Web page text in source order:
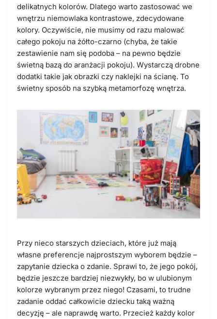
delikatnych kolorów. Dlatego warto zastosować we
wnętrzu niemowlaka kontrastowe, zdecydowane
kolory. Oczywiście, nie musimy od razu malować
całego pokoju na żółto-czarno (chyba, że takie
zestawienie nam się podoba – na pewno będzie
świetną bazą do aranżacji pokoju). Wystarczą drobne
dodatki takie jak obrazki czy naklejki na ścianę. To
świetny sposób na szybką metamorfozę wnętrza.
Przy nieco starszych dzieciach, które już mają
własne preferencje najprostszym wyborem będzie –
zapytanie dziecka o zdanie. Sprawi to, że jego pokój,
będzie jeszcze bardziej niezwykły, bo w ulubionym
kolorze wybranym przez niego! Czasami, to trudne
zadanie oddać całkowicie dziecku taką ważną
decyzję – ale naprawdę warto. Przecież każdy kolor